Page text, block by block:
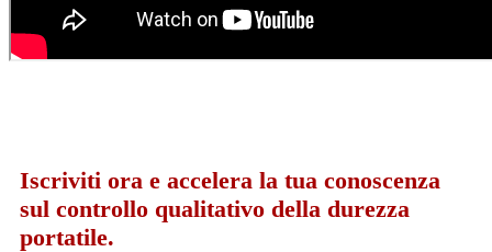
Iscriviti ora e accelera la tua conoscenza
sul controllo qualitativo della durezza
portatile.